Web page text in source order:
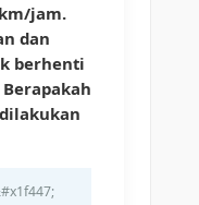
jam.
dan
berhenti